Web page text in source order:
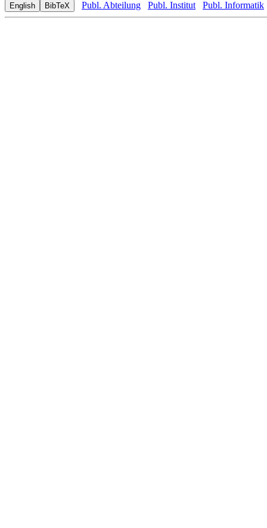
Publ. Abteilung Publ. Institut Publ. Informatik